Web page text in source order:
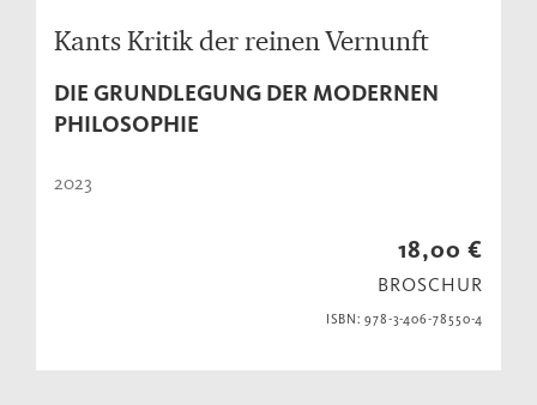
Kants Kritik der reinen Vernunft
DIE GRUNDLEGUNG DER MODERNEN
PHILOSOPHIE
2023
18,00 €
BROSCHUR
ISBN: 978-3-406-78550-4